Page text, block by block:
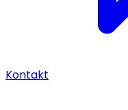
Kontakt